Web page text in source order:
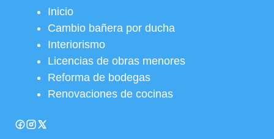
Inicio
Cambio bañera por ducha
Interiorismo
Licencias de obras menores
Reforma de bodegas
Renovaciones de cocinas